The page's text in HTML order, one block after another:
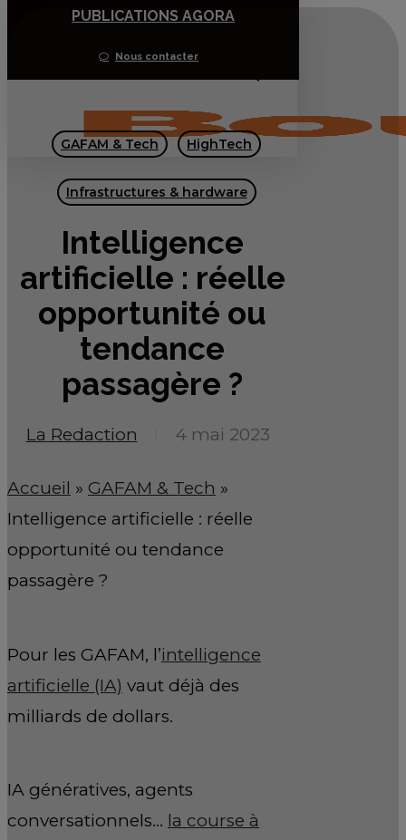
main
PUBLICATIONS AGORA
Nous contacter
GAFAM & Tech HighTech
Infrastructures & hardware
Intelligence
artificielle : réelle
opportunité ou
tendance
passagère ?
La Redaction 4 mai 2023
Accueil » GAFAM & Tech »
Intelligence artificielle : réelle
opportunité ou tendance
passagère ?
Pour les GAFAM, l’intelligence
artificielle (IA) vaut déjà des
milliards de dollars.
IA génératives, agents
conversationnels… la course à